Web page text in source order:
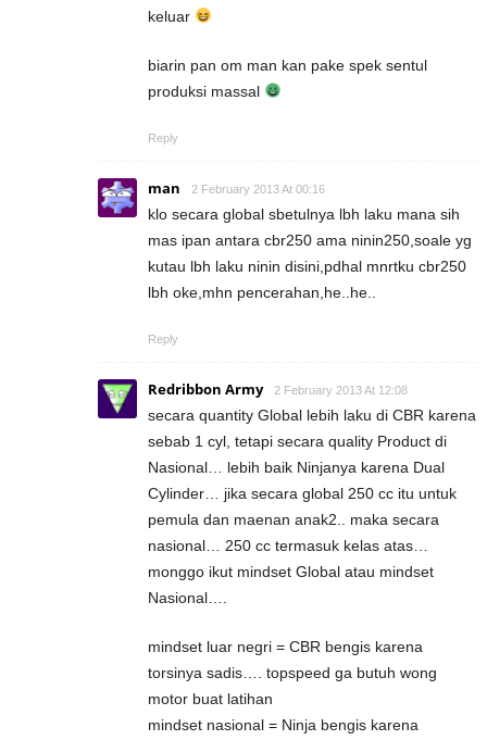
keluar
biarin pan om man kan pake spek sentul
produksi massal
Reply
man 2 February 2013 At 00:16
klo secara global sbetulnya lbh laku mana sih
mas ipan antara cbr250 ama ninin250,soale yg
kutau lbh laku ninin disini,pdhal mnrtku cbr250
lbh oke,mhn pencerahan,he..he..
Reply
Redribbon Army 2 February 2013 At 12:08
secara quantity Global lebih laku di CBR karena
sebab 1 cyl, tetapi secara quality Product di
Nasional… lebih baik Ninjanya karena Dual
Cylinder… jika secara global 250 cc itu untuk
pemula dan maenan anak2.. maka secara
nasional… 250 cc termasuk kelas atas…
monggo ikut mindset Global atau mindset
Nasional….
mindset luar negri = CBR bengis karena
torsinya sadis…. topspeed ga butuh wong
motor buat latihan
mindset nasional = Ninja bengis karena